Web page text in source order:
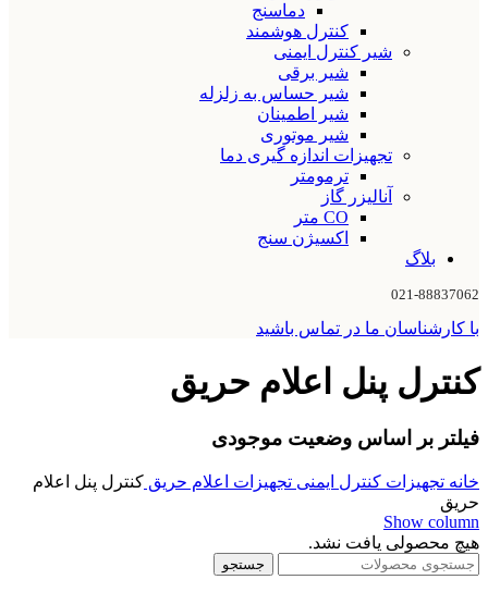
دماسنج
کنترل هوشمند
شیر کنترل ایمنی
شیر برقی
شیر حساس به زلزله
شیر اطمینان
شیر موتوری
تجهیزات اندازه گیری دما
ترمومتر
آنالیزر گاز
CO متر
اکسیژن سنج
بلاگ
021-88837062
با کارشناسان ما در تماس باشید
کنترل پنل اعلام حریق
فیلتر بر اساس وضعیت موجودی
خانه تجهیزات کنترل ایمنی تجهیزات اعلام حریق کنترل پنل اعلام
حریق
Show column
هیچ محصولی یافت نشد.
جستجو